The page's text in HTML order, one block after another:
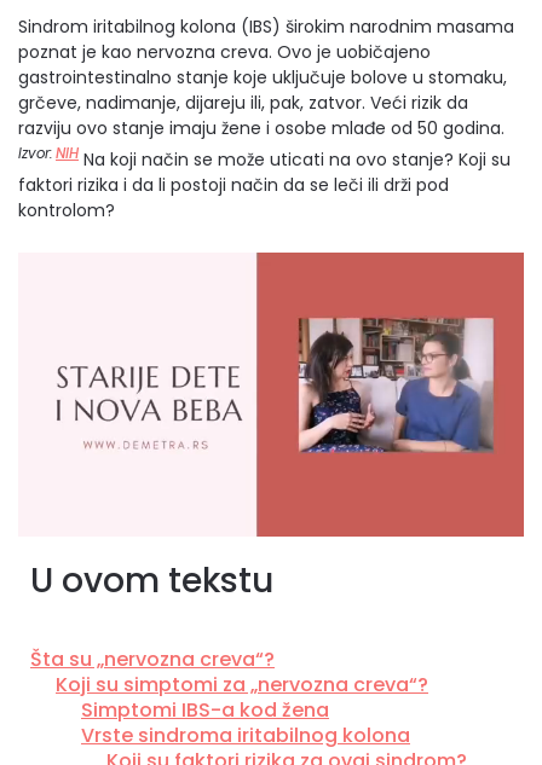
Sindrom iritabilnog kolona (IBS) širokim narodnim masama
poznat je kao nervozna creva. Ovo je uobičajeno
gastrointestinalno stanje koje uključuje bolove u stomaku,
grčeve, nadimanje, dijareju ili, pak, zatvor. Veći rizik da
razviju ovo stanje imaju žene i osobe mlađe od 50 godina.
Izvor:NIH Na koji način se može uticati na ovo stanje? Koji su
faktori rizika i da li postoji način da se leči ili drži pod
kontrolom?
U ovom tekstu
Šta su „nervozna creva“?
Koji su simptomi za „nervozna creva“?
Simptomi IBS-a kod žena
Vrste sindroma iritabilnog kolona